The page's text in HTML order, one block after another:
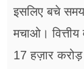
इसलिए बचे
मचाओ।
17 हज़ार करोड़